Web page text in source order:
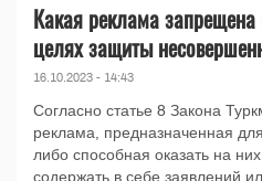
Какая реклама запрещена
целях защиты
16.10.2023 - 14:43
Согласно статье 8 Закона
реклама, предназначенная
либо способная оказать на
содержать в себе заявлений